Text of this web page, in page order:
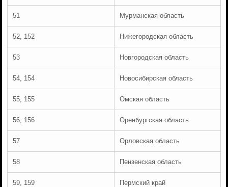
51 Мурманская область
52, 152 Нижегородская область
53 Новгородская область
54, 154 Новосибирская область
55, 155 Омская область
56, 156 Оренбургская область
57 Орловская область
58 Пензенская область
59, 159 Пермский край